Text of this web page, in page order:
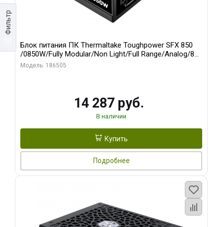
Фильтр
Блок питания ПК Thermaltake Toughpower SFX 850
/0850W/Fully Modular/Non Light/Full Range/Analog/80
Plus Platinum/EU/100% JP CAP/All Flat Cables/Gen 5
Модель: 186505
14 287 руб.
В наличии
Купить
Подробнее